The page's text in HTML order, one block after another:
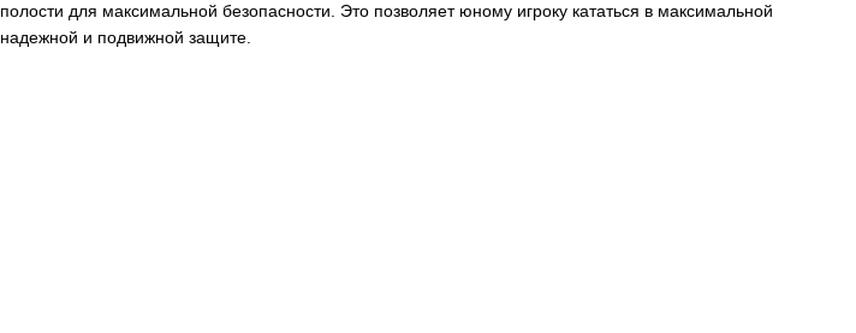
полости для максимальной безопасности. Это позволяет юному игроку кататься в максимальной
надежной и подвижной защите.